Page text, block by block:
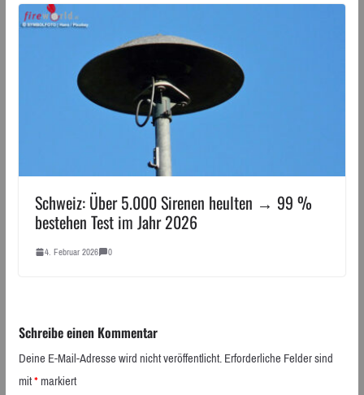
Schweiz: Über 5.000 Sirenen heulten → 99 %
bestehen Test im Jahr 2026
4. Februar 2026 0
Schreibe einen Kommentar
Deine E-Mail-Adresse wird nicht veröffentlicht.Erforderliche Felder sind
mit*markiert